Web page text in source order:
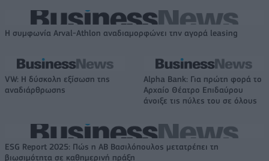
Η συμφωνία Arval-Athlon αναδιαμορφώνει την αγορά leasing
VW: Η δύσκολη εξίσωση της
αναδιάρθρωσης
Alpha Bank: Για πρώτη φορά το
Αρχαίο Θέατρο Επιδαύρου
άνοιξε τις πύλες του σε όλους
ESG Report 2025: Πώς η ΑΒ Βασιλόπουλος μετατρέπει τη
βιωσιμότητα σε καθημερινή πράξη